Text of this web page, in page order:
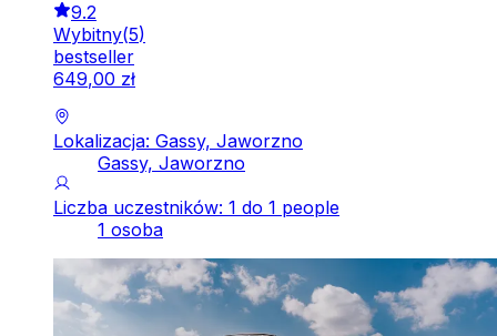
9.2
Wybitny(5)
bestseller
649,00 zł
Lokalizacja: Gassy, Jaworzno
Gassy, Jaworzno
Liczba uczestników: 1 do 1 people
1 osoba